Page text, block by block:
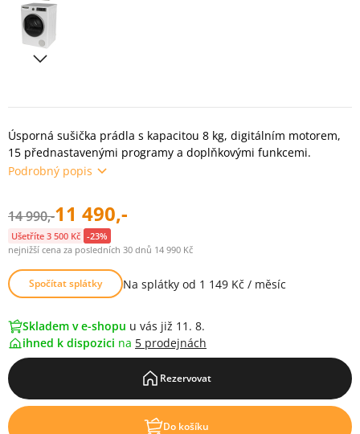
Úsporná sušička prádla s kapacitou 8 kg, digitálním motorem,
15 přednastavenými programy a doplňkovými funkcemi.
Podrobný popis
14 990,-11 490,-
Ušetříte 3 500 Kč -23%
nejnižší cena za posledních 30 dnů 14 990 Kč
Spočítat splátky Na splátky od 1 149 Kč / měsíc
Skladem v e-shopu u vás již 11. 8.
ihned k dispozici na 5 prodejnách
Rezervovat
Do košíku